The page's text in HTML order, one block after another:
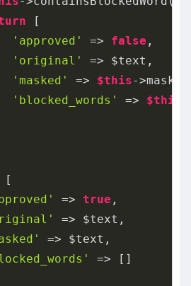
[
'approved'
=> false ,
'original'
=> $text,
'masked'
=> $this-
'blocked_words'
=> $this
[
=> true ,
=> $text,
=> $text,
=> []